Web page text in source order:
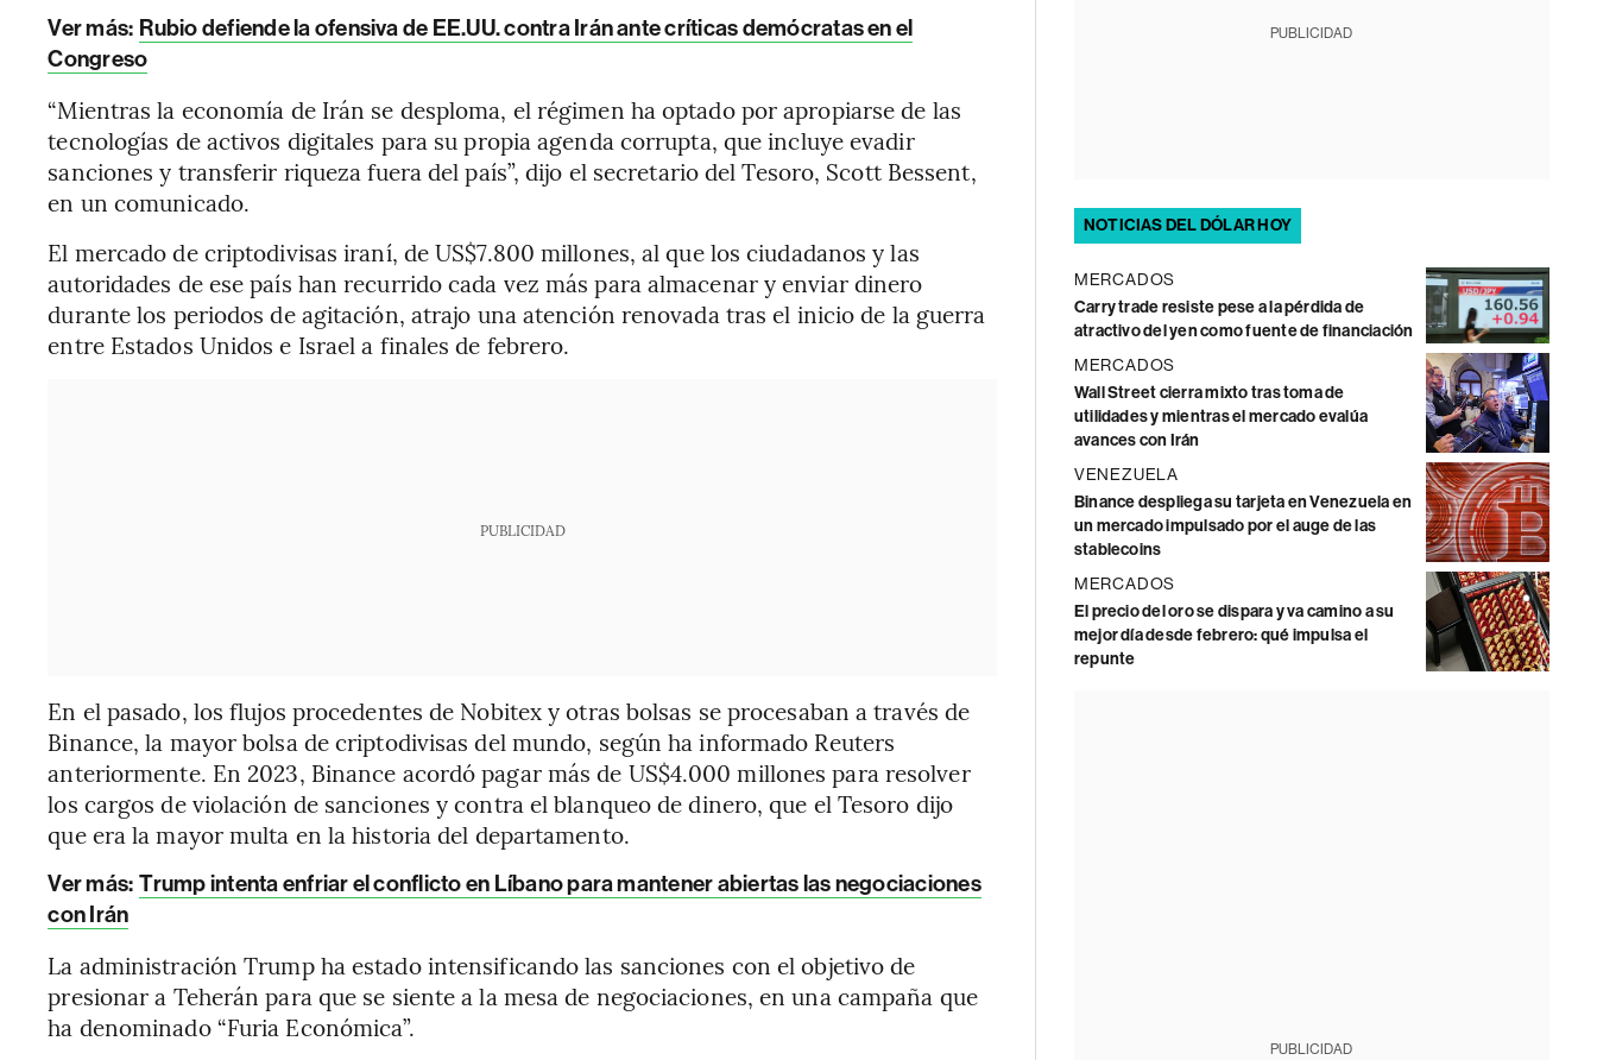
Ver más: Rubio defiende la ofensiva de EE.UU. contra Irán ante críticas demócratas en el
Congreso
“Mientras la economía de Irán se desploma, el régimen ha optado por apropiarse de las
tecnologías de activos digitales para su propia agenda corrupta, que incluye evadir
sanciones y transferir riqueza fuera del país”, dijo el secretario del Tesoro, Scott Bessent,
en un comunicado.
El mercado de criptodivisas iraní, de US$7.800 millones, al que los ciudadanos y las
autoridades de ese país han recurrido cada vez más para almacenar y enviar dinero
durante los periodos de agitación, atrajo una atención renovada tras el inicio de la guerra
entre Estados Unidos e Israel a finales de febrero.
PUBLICIDAD
En el pasado, los flujos procedentes de Nobitex y otras bolsas se procesaban a través de
Binance, la mayor bolsa de criptodivisas del mundo, según ha informado Reuters
anteriormente. En 2023, Binance acordó pagar más de US$4.000 millones para resolver
los cargos de violación de sanciones y contra el blanqueo de dinero, que el Tesoro dijo
que era la mayor multa en la historia del departamento.
Ver más: Trump intenta enfriar el conflicto en Líbano para mantener abiertas las negociaciones
con Irán
La administración Trump ha estado intensificando las sanciones con el objetivo de
presionar a Teherán para que se siente a la mesa de negociaciones, en una campaña que
ha denominado “Furia Económica”.
PUBLICIDAD
NOTICIAS DEL DÓLAR HOY
MERCADOS
Carry trade resiste pese a la pérdida de
atractivo del yen como fuente de financiación
MERCADOS
Wall Street cierra mixto tras toma de
utilidades y mientras el mercado evalúa
avances con Irán
VENEZUELA
Binance despliega su tarjeta en Venezuela en
un mercado impulsado por el auge de las
stablecoins
MERCADOS
El precio del oro se dispara y va camino a su
mejor día desde febrero: qué impulsa el
repunte
PUBLICIDAD